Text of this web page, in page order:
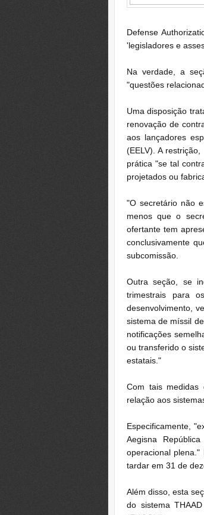
Defense
'legisladores e
Na verdade, a
"questões
Uma disposição
renovação de
aos lançadores
(EELV). A
prática "se tal
projetados ou
"O secretário não
menos que o
ofertante tem
conclusivamente
subcomissão.
Outra seção, se
trimestrais para
desenvolvimento,
sistema de míssil
notificações
ou transferido o
estatais."
Com tais medidas
relação aos
Especificamente,
Aegisna
operacional
tardar em 31 de
Além disso, esta
do sistema